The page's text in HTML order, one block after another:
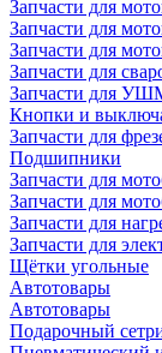
Запчасти для
Запчасти для
Запчасти для
Запчасти для
Запчасти для
Кнопки и
Запчасти для
Подшипники
Запчасти для
Запчасти для
Запчасти для
Запчасти для
Щётки угольные
Автотовары
Автотовары
Подарочный